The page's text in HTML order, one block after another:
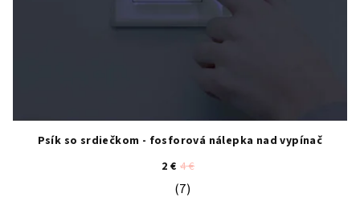
Psík so srdiečkom - fosforová nálepka nad vypínač
2 € 4 €
Priemerné hodnotenie produktu
(7)